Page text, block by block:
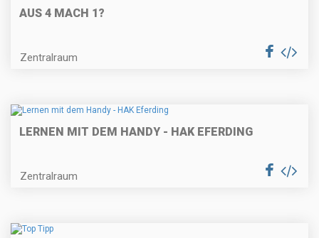
AUS 4 MACH 1?
Zentralraum
LERNEN MIT DEM HANDY - HAK EFERDING
Zentralraum